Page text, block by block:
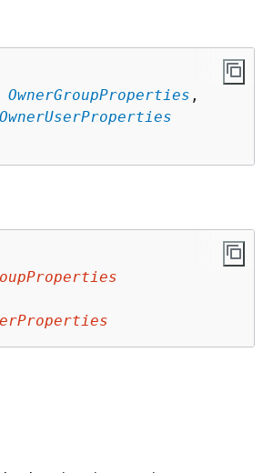
OwnerGroupProperties ,
OwnerUserProperties